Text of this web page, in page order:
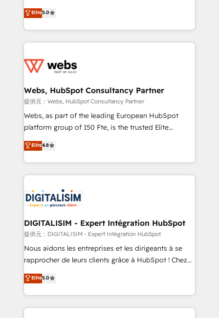
Execution • 750+ onboardings and 2,000+
implementations • Deep expertise across marketing,
BBD Boom is the HubSpot partner that can help you
to HubSpot Better. We work with your teams to
solve all your HubSpot challenges and improve user
adoption, sales process and marketing results.
the first time 🔧 Designing and optimising your
and build using HubSpot 🔌 Integrating HubSpot
with other systems 🎓 Training your teams to be
HubSpot pros 📊 Lead generation services using
HubSpot Why us? - SIX HubSpot Accreditations -
CRM, Solutions Architecture, Onboarding , Data
Migration, Custom Integration & Platform
team of 25+ experts Contact us today to help you
get more from your investment in HubSpot.
Elite5.0
Webs, HubSpot Consultancy Partner
提供元：Webs, HubSpot Consultancy Partner
Webs, as part of the leading European HubSpot
platform group of 150 Fte, is the trusted Elite
HubSpot CRM Partner offering you a roadmap on
maximizing EBITDA and achieving Commercial
Excellence. With our targeted processes, we
strengthen your digital transformation and minimize
Implementation partner, we provide expertise to
drive your business forward. Since 2015 we are fully
dedicated to HubSpot and with an experienced
team (50+), we work with reputable companies in
B2B sectors such as manufacturing, SaaS and
business services. We prepare a customized
impact of your digital transformation, including a
detailed financial rationale with a focus on ROI and
Elite4.8
DIGITALISIM - Expert Intégration HubSpot
提供元：DIGITALISIM - Expert Intégration HubSpot
Nous aidons les entreprises et les dirigeants à se
rapprocher de leurs clients grâce à HubSpot ! Chez
DIGITALISIM, nous avons l'intime conviction que la
réussite des entreprises passe par l’innovation web,
le marketing digital, et la relation client ! C'est
pourquoi, nos experts sont à la fois capables de
Elite5.0